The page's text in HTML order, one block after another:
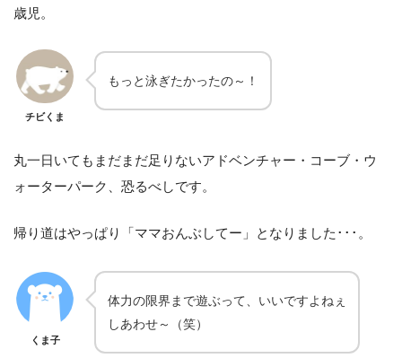
歳児。
チビくま
もっと泳ぎたかったの～！
丸一日いてもまだまだ足りないアドベンチャー・コーブ・ウ
ォーターパーク、恐るべしです。
帰り道はやっぱり「ママおんぶしてー」となりました･･･。
くま子
体力の限界まで遊ぶって、いいですよねぇ
しあわせ～（笑）